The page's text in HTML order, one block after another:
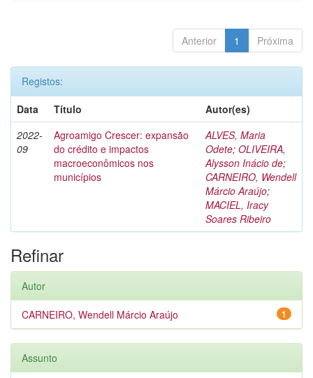
Anterior 1 Próxima
Registos:
Data
Título
Autor(es)
2022-
09
Agroamigo Crescer: expansão
do crédito e impactos
macroeconômicos nos
municípios
ALVES, Maria
Odete; OLIVEIRA,
Alysson Inácio de;
CARNEIRO, Wendell
Márcio Araújo;
MACIEL, Iracy
Soares Ribeiro
Refinar
Autor
1
CARNEIRO, Wendell Márcio Araújo
Assunto